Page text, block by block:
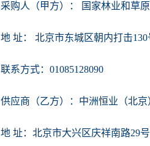
采购人（甲方）： 国家林业和草
地 址： 北京市东城区朝内打击130
联系方式：01085128090
供应商（乙方）：中洲恒业（北
地 址：北京市大兴区庆祥南路29